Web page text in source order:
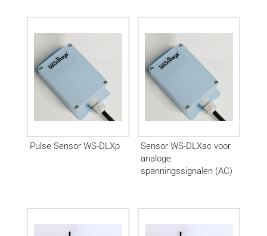
Pulse Sensor WS-DLXp
Sensor WS-DLXac voor
analoge
spanningssignalen (AC)